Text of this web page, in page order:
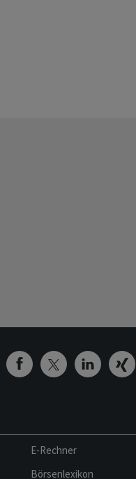
E-Rechner
Börsenlexikon